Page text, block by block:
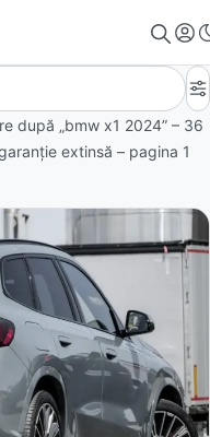
după „bmw x1 2024” – 36
extinsă – pagina 1